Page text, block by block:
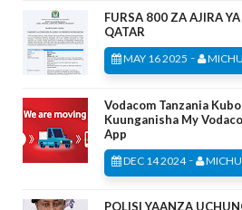
FURSA 800 ZA AJIRA
QATAR
MAY 16 2025 -
Vodacom Tanzania
Kuunganisha My
App
DEC 14 2024-
POLISI YAANZA